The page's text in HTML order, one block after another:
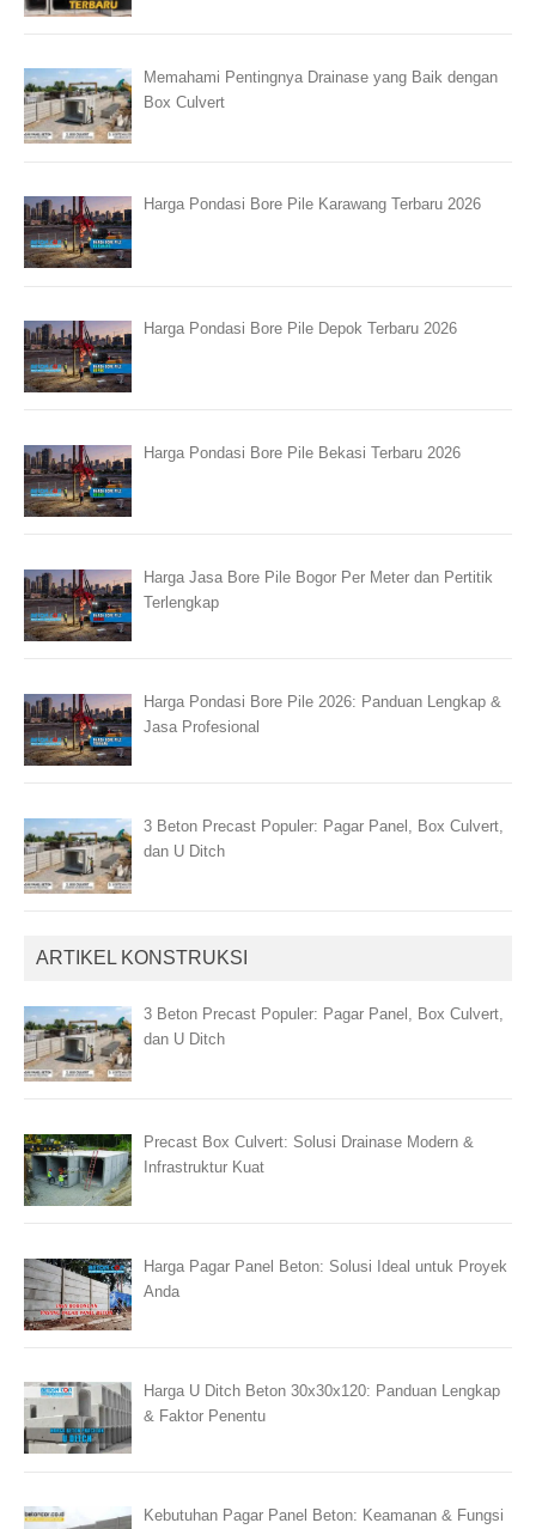
Memahami Pentingnya Drainase yang Baik dengan
Box Culvert
Harga Pondasi Bore Pile Karawang Terbaru 2026
Harga Pondasi Bore Pile Depok Terbaru 2026
Harga Pondasi Bore Pile Bekasi Terbaru 2026
Harga Jasa Bore Pile Bogor Per Meter dan Pertitik
Terlengkap
Harga Pondasi Bore Pile 2026: Panduan Lengkap &
Jasa Profesional
3 Beton Precast Populer: Pagar Panel, Box Culvert,
dan U Ditch
ARTIKEL KONSTRUKSI
3 Beton Precast Populer: Pagar Panel, Box Culvert,
dan U Ditch
Precast Box Culvert: Solusi Drainase Modern &
Infrastruktur Kuat
Harga Pagar Panel Beton: Solusi Ideal untuk Proyek
Anda
Harga U Ditch Beton 30x30x120: Panduan Lengkap
& Faktor Penentu
Kebutuhan Pagar Panel Beton: Keamanan & Fungsi